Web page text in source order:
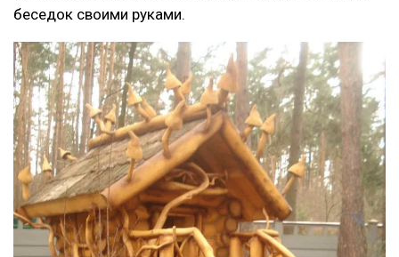
беседок своими руками.